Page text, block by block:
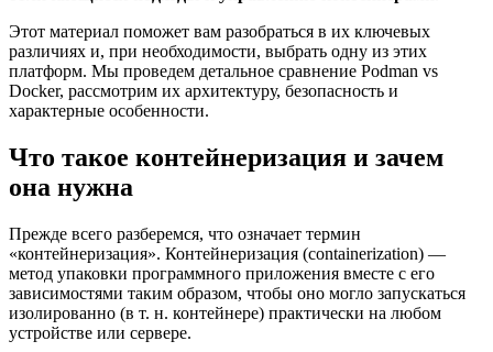
Этот материал поможет вам разобраться в их ключевых
различиях и, при необходимости, выбрать одну из этих
платформ. Мы проведем детальное сравнение Podman vs
Docker, рассмотрим их архитектуру, безопасность и
характерные особенности.
Что такое контейнеризация и зачем
она нужна
Прежде всего разберемся, что означает термин
«контейнеризация». Контейнеризация (containerization) —
метод упаковки программного приложения вместе с его
зависимостями таким образом, чтобы оно могло запускаться
изолированно (в т. н. контейнере) практически на любом
устройстве или сервере.